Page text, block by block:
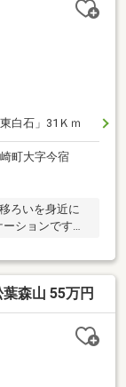
白石」31Ｋｍ
町大字今宿
ろいを身近に
ションです。
めです。
森山 55万円